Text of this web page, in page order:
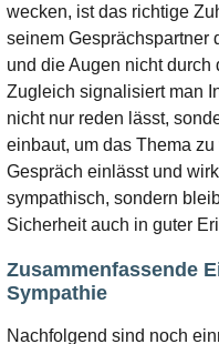
wecken, ist das richtige
seinem Gesprächspartner
und die Augen nicht
Zugleich signalisiert man
nicht nur reden lässt,
einbaut, um das Thema
Gespräch einlässt und
sympathisch, sondern
Sicherheit auch in guter
Zusammenfassende
Sympathie
Nachfolgend sind noch